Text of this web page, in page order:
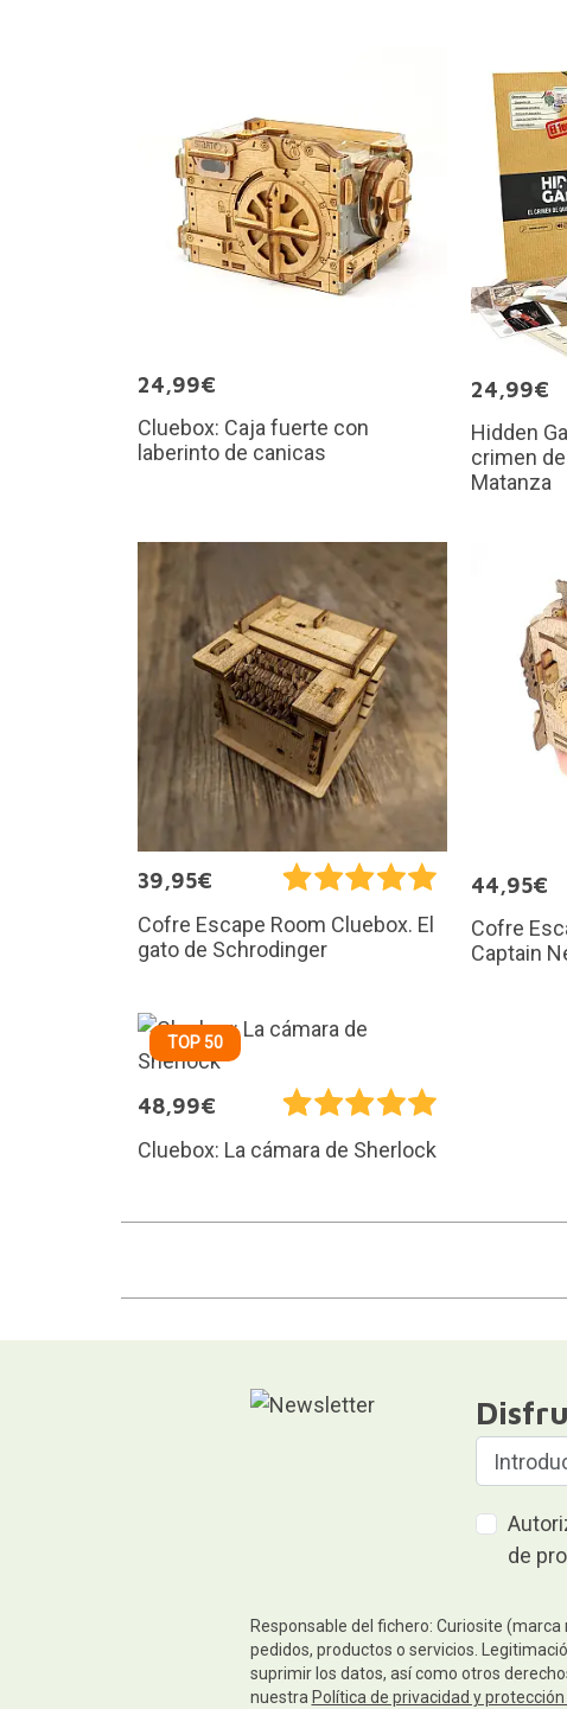
24,99€
Cluebox: Caja fuerte con
laberinto de canicas
24,99€
Hidden
crimen
Matanza
39,95€
Cofre Escape Room Cluebox. El
gato de Schrodinger
44,95€
Cofre
Captain
TOP 50
48,99€
Cluebox: La cámara de Sherlock
de
Responsable del fichero: Curiosite
pedidos, productos o servicios.
suprimir los datos, así como otros
nuestra Política de privacidad y